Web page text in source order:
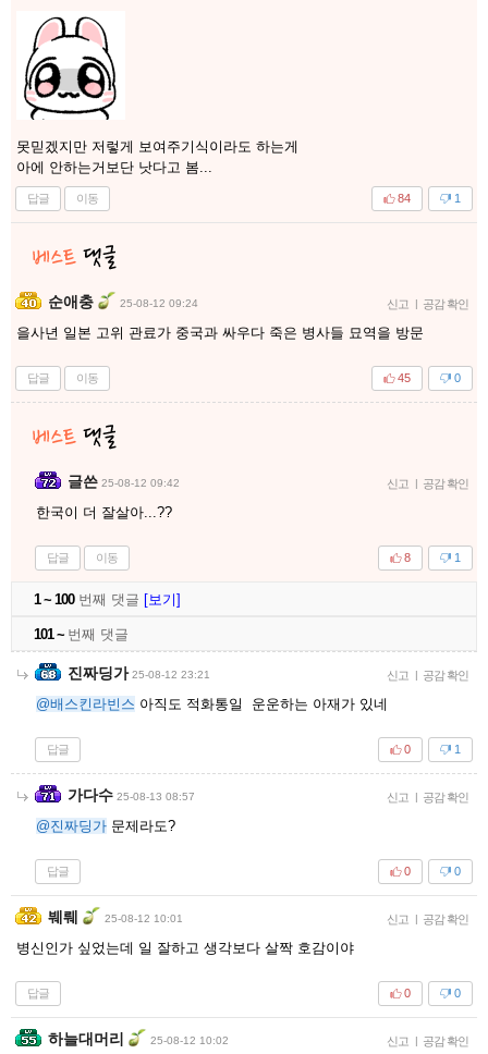
못믿겠지만 저렇게 보여주기식이라도 하는게
아에 안하는거보단 낫다고 봄...
답글 이동 1
84
순애충 25-08-12 09:24 신고 | 공감 확인
을사년 일본 고위 관료가 중국과 싸우다 죽은 병사들 묘역을 방문
답글 이동 0
45
글쓴 25-08-12 09:42 신고 | 공감 확인
한국이 더 잘살아...??
답글 이동 1
8
1 ~ 100번째 댓글 [보기]
101 ~ 번째 댓글
진짜딩가 25-08-12 23:21 신고 | 공감 확인
@배스킨라빈스 아직도 적화통일 운운하는 아재가 있네
답글 1
0
가다수 25-08-13 08:57 신고 | 공감 확인
@진짜딩가 문제라도?
답글 0
0
붸뤠 25-08-12 10:01 신고 | 공감 확인
병신인가 싶었는데 일 잘하고 생각보다 살짝 호감이야
답글 0
0
하늘대머리 25-08-12 10:02 신고 | 공감 확인